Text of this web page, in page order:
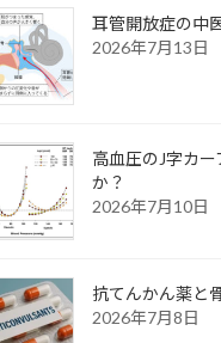
耳管開放症の中
2026年7月13日
高血圧のJ字カ
か？
2026年7月10日
抗てんかん薬と
2026年7月8日